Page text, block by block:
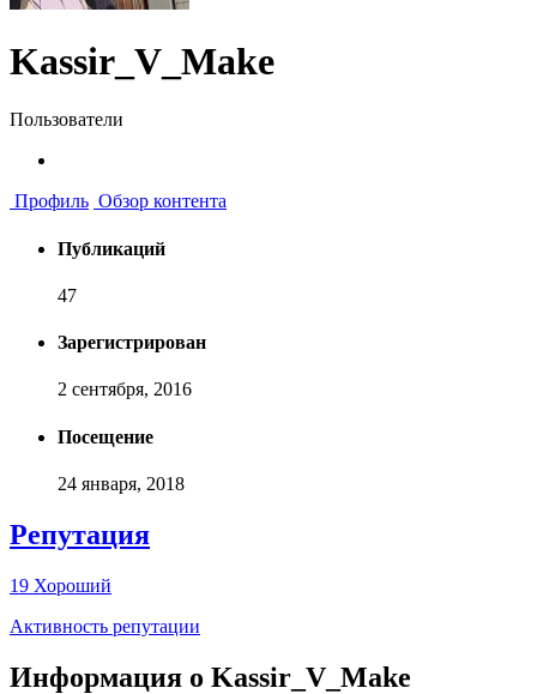
Kassir_V_Make
Пользователи
Профиль Обзор контента
Публикаций
47
Зарегистрирован
2 сентября, 2016
Посещение
24 января, 2018
Репутация
19 Хороший
Активность репутации
Информация о Kassir_V_Make